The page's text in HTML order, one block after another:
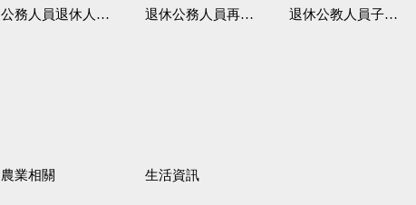
公務人員退休人員法施行細則 退休公務人員再任職務 退休公教人員子女教育補助規定
農業相關 生活資訊